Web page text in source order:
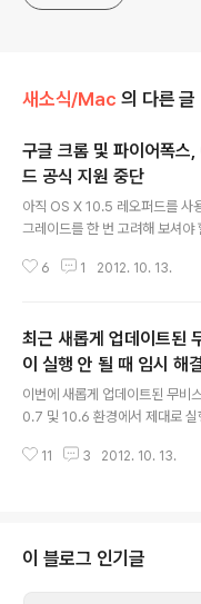
새소식/Mac 의 다른 글
구글 크롬 및 파이어폭
드 공식 지원 중단
아직 OS X 10.5 레오퍼드를 사
그레이드를 한 번 고려해 보셔야
오퍼드 지원 중단을 선언했기 때
rld)구글 크롬은 버전 22부터, 파
0일 이후에 출시되는 버전(파이
터 OS X 10.5 지원이 완전히
에서 구동되는 구글 크롬 최종
2.0.1201.0 빌드부터 OS..
6 1 2012. 10. 13.
최근 새롭게 업데이트된
이 실행 안 될 때 임시 해
이번에 새롭게 업데이트된 무비
0.7 및 10.6 환경에서 제대로 실
비스트 1.2.1 버전에 포함된 일부
스트 개발자의 안내문이 맥 앱스
기재되어 있는 상황입니다. (OS
경에서는 정상적으로 작동한다
11 3 2012. 10. 13.
이 블로그 인기글